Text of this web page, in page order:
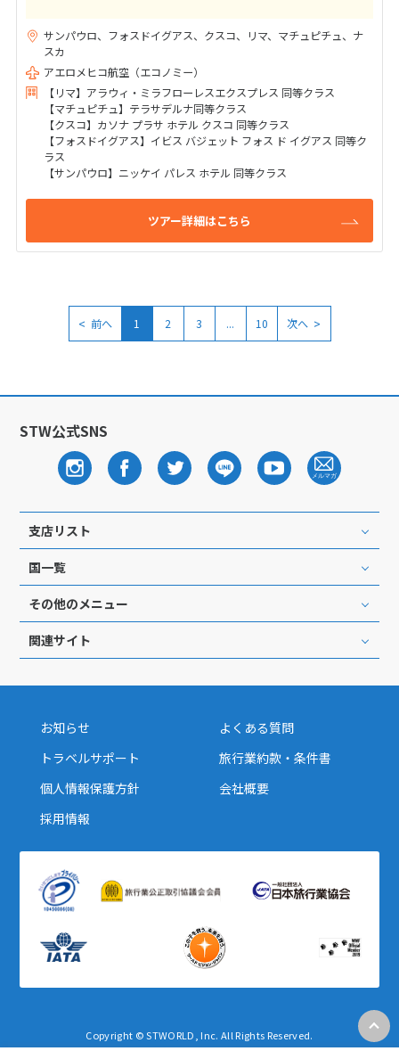
サンパウロ、フォスドイグアス、クスコ、リマ、マチュピチュ、ナ
スカ
アエロメヒコ航空（エコノミー）
【リマ】アラウィ・ミラフローレスエクスプレス 同等クラス
【マチュピチュ】テラサデルナ同等クラス
【クスコ】カソナ プラサ ホテル クスコ 同等クラス
【フォスドイグアス】イビス バジェット フォス ド イグアス 同等ク
ラス
【サンパウロ】ニッケイ パレス ホテル 同等クラス
ツアー詳細はこちら
< 前へ 1 2 3 ... 10 次へ >
STW公式SNS
支店リスト
国一覧
その他のメニュー
関連サイト
お知らせ
よくある質問
トラベルサポート
旅行業約款・条件書
個人情報保護方針
会社概要
採用情報
Copyright © STWORLD, Inc. All Rights Reserved.